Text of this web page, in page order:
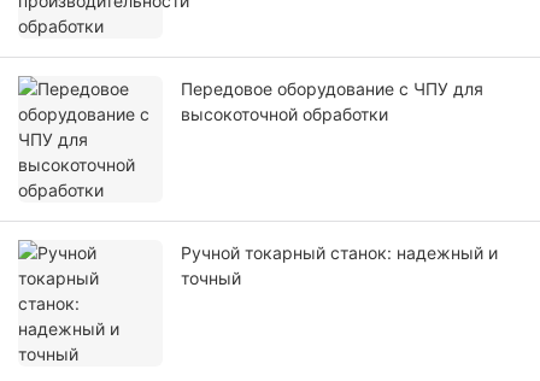
Передовое оборудование с ЧПУ для
высокоточной обработки
Ручной токарный станок: надежный и
точный